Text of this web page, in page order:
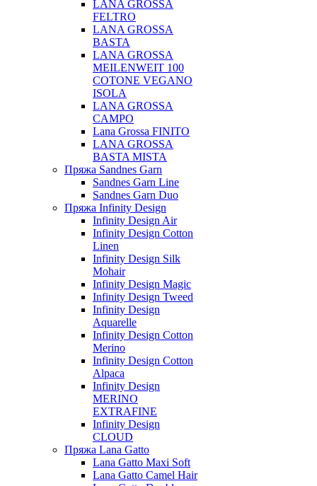
LANA GROSSA
FELTRO
LANA GROSSA
BASTA
LANA GROSSA
MEILENWEIT 100
COTONE VEGANO
ISOLA
LANA GROSSA
CAMPO
Lana Grossa FINITO
LANA GROSSA
BASTA MISTA
Пряжа Sandnes Garn
Sandnes Garn Line
Sandnes Garn Duo
Пряжа Infinity Design
Infinity Design Air
Infinity Design Cotton
Linen
Infinity Design Silk
Mohair
Infinity Design Magic
Infinity Design Tweed
Infinity Design
Aquarelle
Infinity Design Cotton
Merino
Infinity Design Cotton
Alpaca
Infinity Design
MERINO
EXTRAFINE
Infinity Design
CLOUD
Пряжа Lana Gatto
Lana Gatto Maxi Soft
Lana Gatto Camel Hair